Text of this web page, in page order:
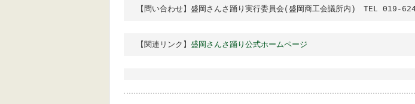
【問い合わせ】盛岡さんさ踊り実行委員会(盛岡商工会議所内)　TEL 019-
【関連リンク】盛岡さんさ踊り公式ホームページ